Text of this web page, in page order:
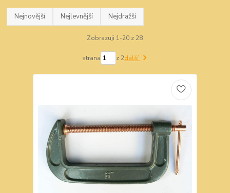
Nejnovější Nejlevnější Nejdražší
Zobrazuji 1-20 z 28
strana z 2další